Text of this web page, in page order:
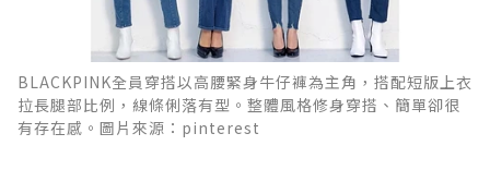
BLACKPINK全員穿搭以高腰緊身牛仔褲為主角，搭配短版上衣
拉長腿部比例，線條俐落有型。整體風格修身穿搭、簡單卻很
有存在感。圖片來源：pinterest